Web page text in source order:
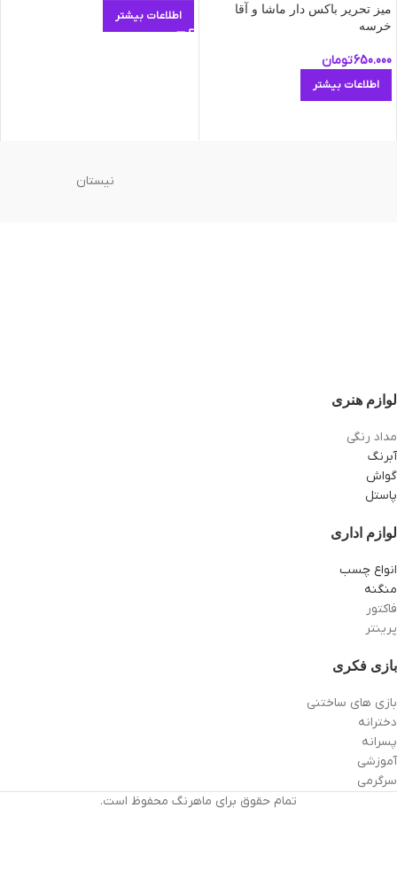
میز تحریر باکس دار ماشا و آقا
خرسه
650.000تومان
اطلاعات بیشتر
اطلاعات بیشتر
نیستان
لوازم هنری
مداد رنگی
آبرنگ
گواش
پاستل
لوازم اداری
انواع چسب
منگنه
فاکتور
پرینتر
بازی فکری
بازی های ساختنی
دخترانه
پسرانه
آموزشی
سرگرمی
تمام حقوق برای ماهرنگ محفوظ است.